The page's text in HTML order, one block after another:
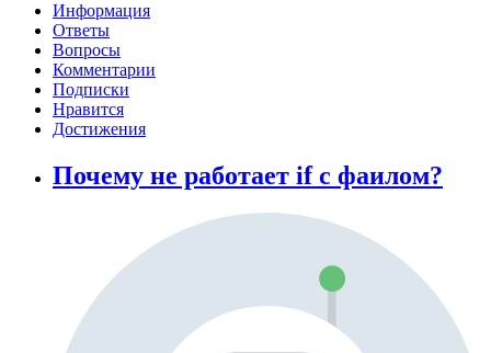
Информация
Ответы
Вопросы
Комментарии
Подписки
Нравится
Достижения
Почему не работает if с фаилом?